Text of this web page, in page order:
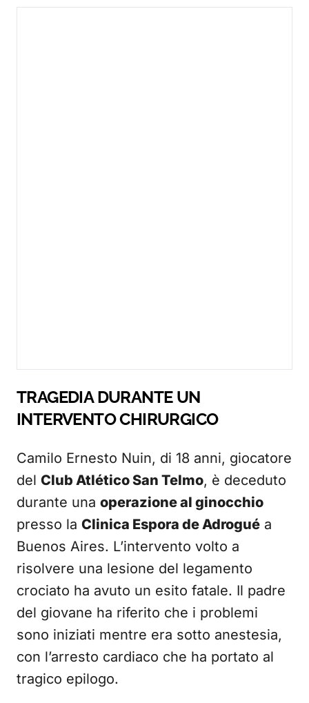
TRAGEDIA DURANTE UN
INTERVENTO CHIRURGICO
Camilo Ernesto Nuin, di 18 anni, giocatore
del Club Atlético San Telmo, è deceduto
durante una operazione al ginocchio
presso la Clinica Espora de Adrogué a
Buenos Aires. L’intervento volto a
risolvere una lesione del legamento
crociato ha avuto un esito fatale. Il padre
del giovane ha riferito che i problemi
sono iniziati mentre era sotto anestesia,
con l’arresto cardiaco che ha portato al
tragico epilogo.